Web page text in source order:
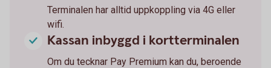
Terminalen har alltid uppkoppling via 4G eller
wifi.
Kassan inbyggd i kortterminalen
Om du tecknar Pay Premium kan du, beroende